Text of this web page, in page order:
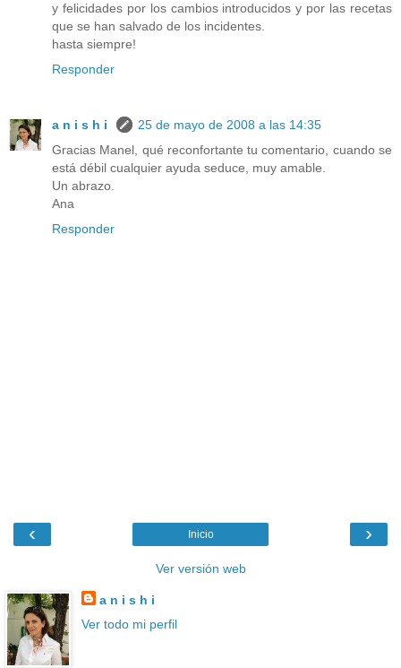
y felicidades por los cambios introducidos y por las recetas
que se han salvado de los incidentes.
hasta siempre!
Responder
a n i s h i
25 de mayo de 2008 a las 14:35
Gracias Manel, qué reconfortante tu comentario, cuando se
está débil cualquier ayuda seduce, muy amable.
Un abrazo.
Ana
Responder
‹ ›
Inicio
Ver versión web
a n i s h i
Ver todo mi perfil